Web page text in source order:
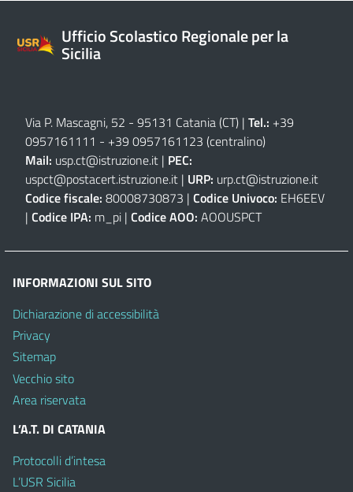
Ufficio Scolastico Regionale per la
Sicilia
Via P. Mascagni, 52 - 95131 Catania (CT) | Tel.: +39
0957161111 - +39 0957161123 (centralino)
Mail: usp.ct@istruzione.it | PEC:
uspct@postacert.istruzione.it | URP: urp.ct@istruzione.it
Codice fiscale: 80008730873 | Codice Univoco: EH6EEV
| Codice IPA: m_pi | Codice AOO: AOOUSPCT
INFORMAZIONI SUL SITO
Dichiarazione di accessibilità
Privacy
Sitemap
Vecchio sito
Area riservata
L’A.T. DI CATANIA
Protocolli d’intesa
L’USR Sicilia